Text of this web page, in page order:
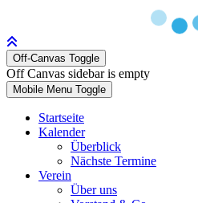
Off-Canvas Toggle
Off Canvas sidebar is empty
Mobile Menu Toggle
Startseite
Kalender
Überblick
Nächste Termine
Verein
Über uns